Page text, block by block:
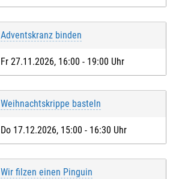
Adventskranz binden
Fr 27.11.2026, 16:00 - 19:00 Uhr
Weihnachtskrippe basteln
Do 17.12.2026, 15:00 - 16:30 Uhr
Wir filzen einen Pinguin